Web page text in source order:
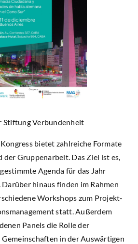
Stiftung Verbundenheit
bietet zahlreiche Formate
der Gruppenarbeit. Das Ziel ist es,
Agenda für das Jahr
hinaus finden im Rahmen
Workshops zum Projekt-
statt. Außerdem
Panels die Rolle der
in der Auswärtigen